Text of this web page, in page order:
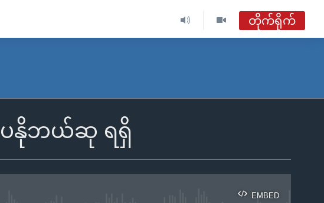
တိုက်ရိုက်
ပေနိုဘယ်ဆု ရရှိ
EMBED